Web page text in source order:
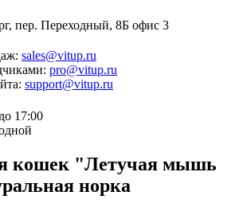
пер. Переходный, 8Б офис 3
sales@vitup.ru
pro@vitup.ru
support@vitup.ru
17:00
кошек "Летучая мышь
норка